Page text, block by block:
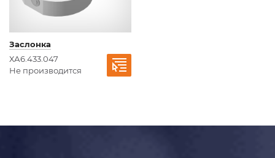
Заслонка
ХА6.433.047
Не производится